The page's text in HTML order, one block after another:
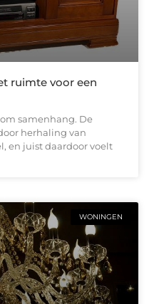
ruimte voor een
samenhang. De
herhaling van
en juist daardoor voelt
WONINGEN